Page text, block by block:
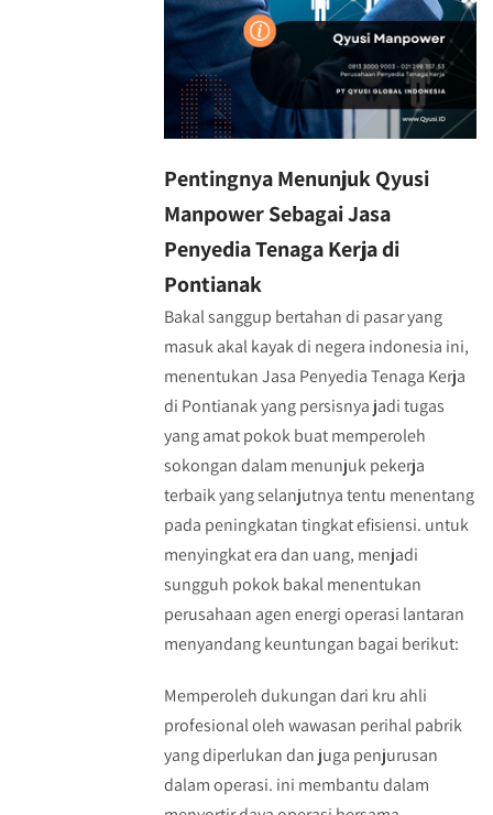
Pentingnya Menunjuk Qyusi
Manpower Sebagai Jasa
Penyedia Tenaga Kerja di
Pontianak
Bakal sanggup bertahan di pasar yang
masuk akal kayak di negera indonesia ini,
menentukan Jasa Penyedia Tenaga Kerja
di Pontianak yang persisnya jadi tugas
yang amat pokok buat memperoleh
sokongan dalam menunjuk pekerja
terbaik yang selanjutnya tentu menentang
pada peningkatan tingkat efisiensi. untuk
menyingkat era dan uang, menjadi
sungguh pokok bakal menentukan
perusahaan agen energi operasi lantaran
menyandang keuntungan bagai berikut:
Memperoleh dukungan dari kru ahli
profesional oleh wawasan perihal pabrik
yang diperlukan dan juga penjurusan
dalam operasi. ini membantu dalam